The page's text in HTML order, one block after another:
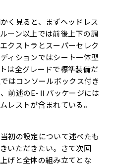
く見ると、まずヘッドレス
ーン以上では前後上下の調
クストラとスーパーセレク
ィションではシート一体型
は全グレードで標準装備だ
はコンソールボックス付き
前述のE-Ⅱパッケージには
レストが含まれている。
初の設定について述べたも
いただきたい。さて次回
げと全体の組み立てとな